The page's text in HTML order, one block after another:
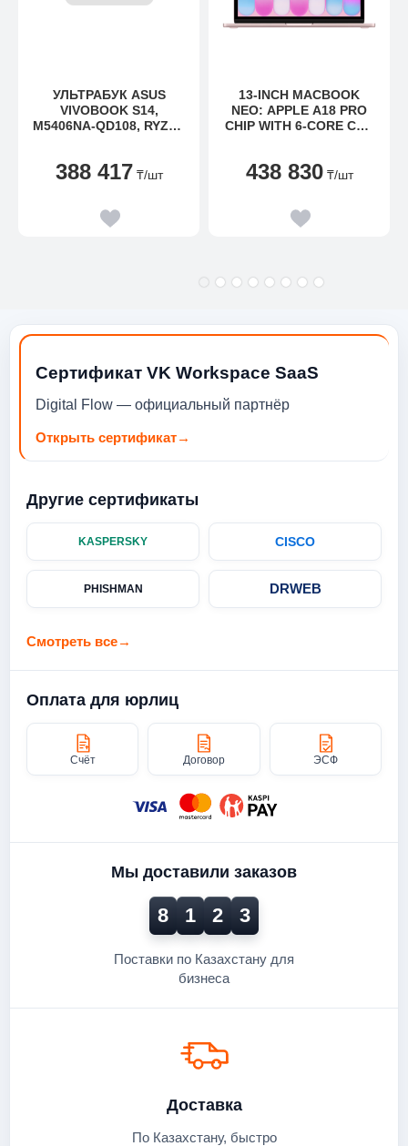
УЛЬТРАБУК ASUS
VIVOBOOK S14,
M5406NA-QD108, RYZEN
WUXGA/DOS
388 417 ₸/шт
13-INCH MACBOOK
NEO: APPLE A18 PRO
CHIP WITH 6-CORE CPU
BLUSH,MODEL A3404
438 830 ₸/шт
Сертификат VK Workspace SaaS
Digital Flow — официальный партнёр
Открыть сертификат→
Другие сертификаты
KASPERSKY CISCO
PHISHMAN DRWEB
Смотреть все→
Оплата для юрлиц
Счёт Договор ЭСФ
Мы доставили заказов
8 1 2 3
Поставки по Казахстану для
бизнеса
Доставка
По Казахстану, быстро